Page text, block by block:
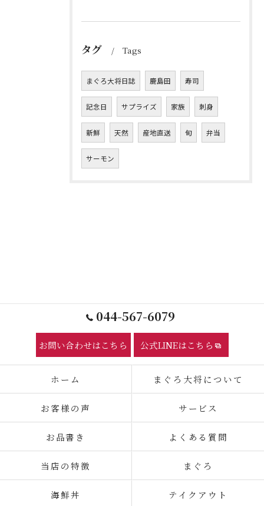
タグ Tags
まぐろ大将日誌 鹿島田 寿司
記念日 サプライズ 家族 刺身
新鮮 天然 産地直送 旬 弁当
サーモン
044-567-6079
お問い合わせはこちら 公式LINEはこちら
ホーム まぐろ大将について
お客様の声 サービス
お品書き よくある質問
当店の特徴 まぐろ
海鮮丼 テイクアウト